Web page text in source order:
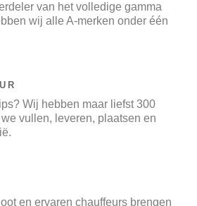
van het volledige gamma
wij alle A-merken onder één
Wij hebben maar liefst 300
vullen, leveren, plaatsen en
en ervaren chauffeurs brengen